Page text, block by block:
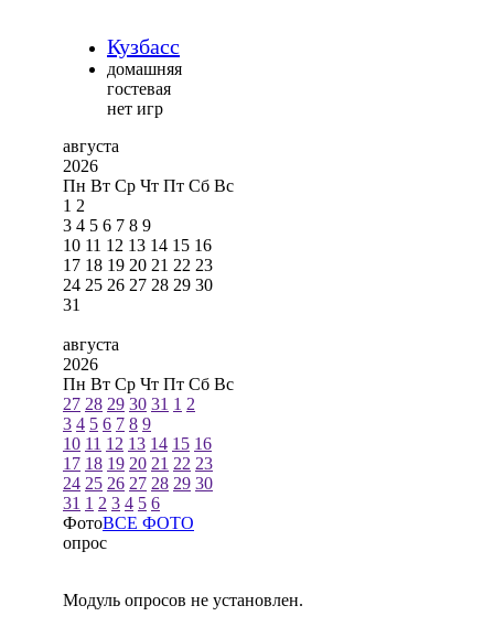
Кузбасс
домашняя
гостевая
нет игр
августа
2026
Пн Вт Ср Чт Пт Сб Вс
1 2
3 4 5 6 7 8 9
10 11 12 13 14 15 16
17 18 19 20 21 22 23
24 25 26 27 28 29 30
31
августа
2026
Пн Вт Ср Чт Пт Сб Вс
27 28 29 30 31 1 2
3 4 5 6 7 8 9
10 11 12 13 14 15 16
17 18 19 20 21 22 23
24 25 26 27 28 29 30
31 1 2 3 4 5 6
ФотоВСЕ ФОТО
опрос
Модуль опросов не установлен.